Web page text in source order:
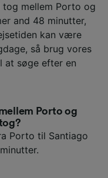
tog mellem Porto og
and 48 minutter,
kan være
så brug vores
at søge efter en
Porto og
Porto til Santiago